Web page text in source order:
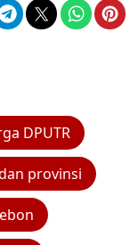
DPUTR
provinsi